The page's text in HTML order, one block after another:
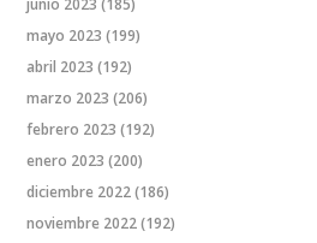
junio 2023 (185)
mayo 2023 (199)
abril 2023 (192)
marzo 2023 (206)
febrero 2023 (192)
enero 2023 (200)
diciembre 2022(186)
noviembre 2022(192)